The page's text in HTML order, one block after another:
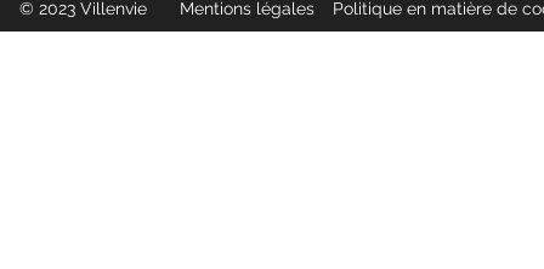
Mentions légales Politique en matière de
© 2023 Villenvie